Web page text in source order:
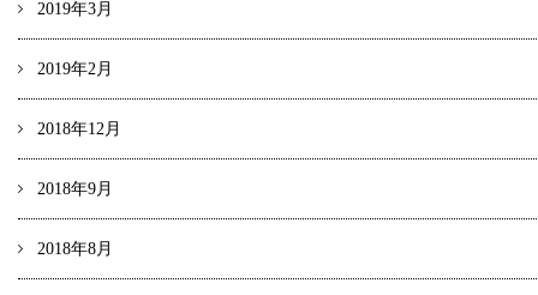
2019年3月
2019年2月
2018年12月
2018年9月
2018年8月